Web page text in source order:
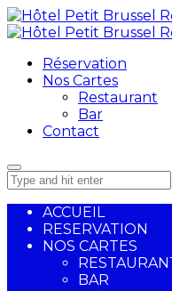
Réservation
Nos Cartes
Restaurant
Bar
Contact
ACCUEIL
RESERVATION
NOS CARTES
BAR